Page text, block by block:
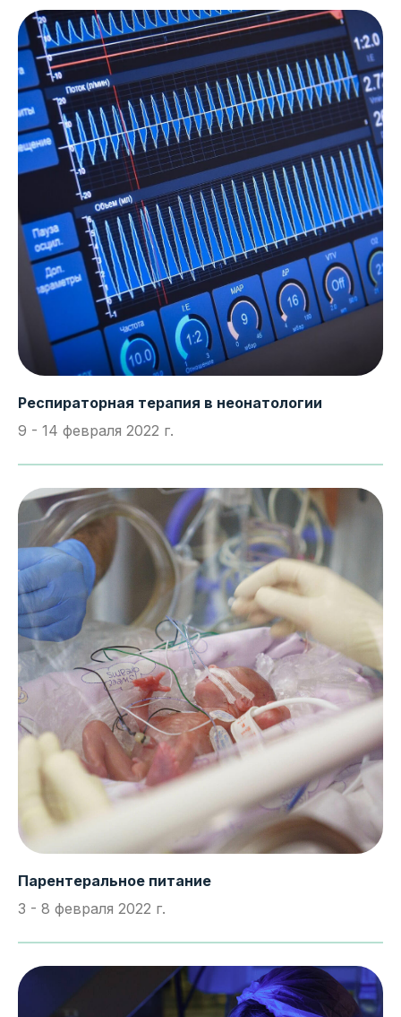
Респираторная терапия в неонатологии
9 - 14 февраля 2022 г.
Парентеральное питание
3 - 8 февраля 2022 г.